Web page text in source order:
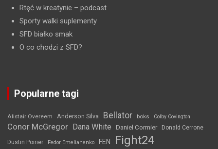
Rtęć w kreatynie – podcast
Sporty walki suplementy
SFD białko smak
O co chodzi z SFD?
Popularne tagi
Alistair Overeem Anderson Silva Bellator boks Colby Covington
Conor McGregor Dana White Daniel Cormier Donald Cerrone
Dustin Poirier Fedor Emelianenko FEN Fight24